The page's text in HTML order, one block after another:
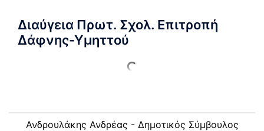
Διαύγεια Πρωτ. Σχολ. Επιτροπή
Δάφνης-Υμηττού
Ανδρουλάκης Ανδρέας - Δημοτικός Σύμβουλος